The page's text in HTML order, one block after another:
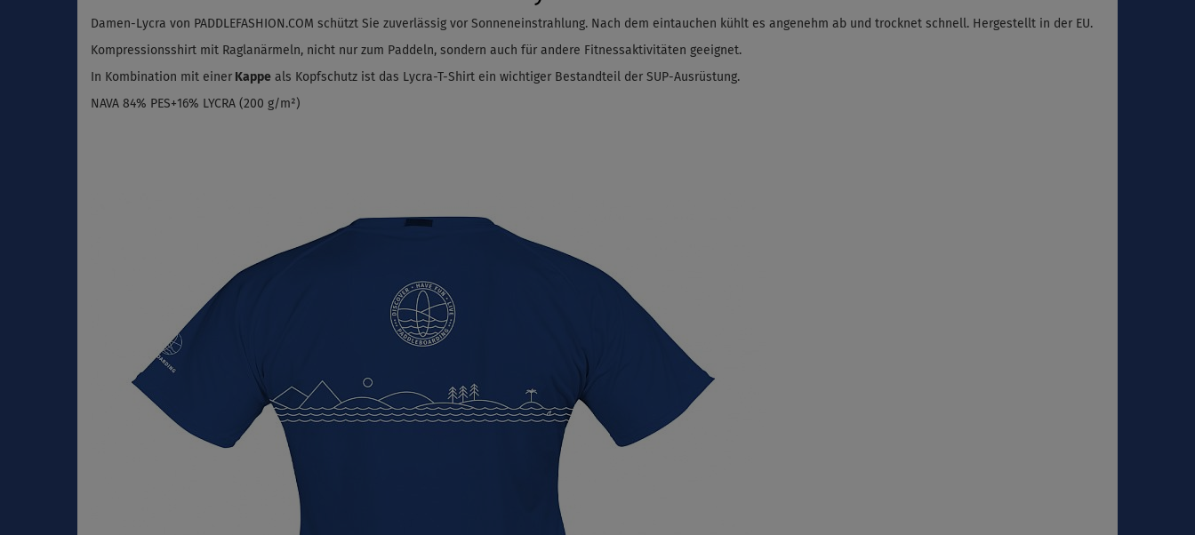
Damen-Lycra von PADDLEFASHION.COM schützt Sie zuverlässig vor Sonneneinstrahlung. Nach dem eintauchen kühlt es angenehm ab und trocknet schnell. Hergestellt in der EU.
Kompressionsshirt mit Raglanärmeln, nicht nur zum Paddeln, sondern auch für andere Fitnessaktivitäten geeignet.
In Kombination mit einer Kappe als Kopfschutz ist das Lycra-T-Shirt ein wichtiger Bestandteil der SUP-Ausrüstung.
NAVA 84% PES+16% LYCRA (200 g/m²)